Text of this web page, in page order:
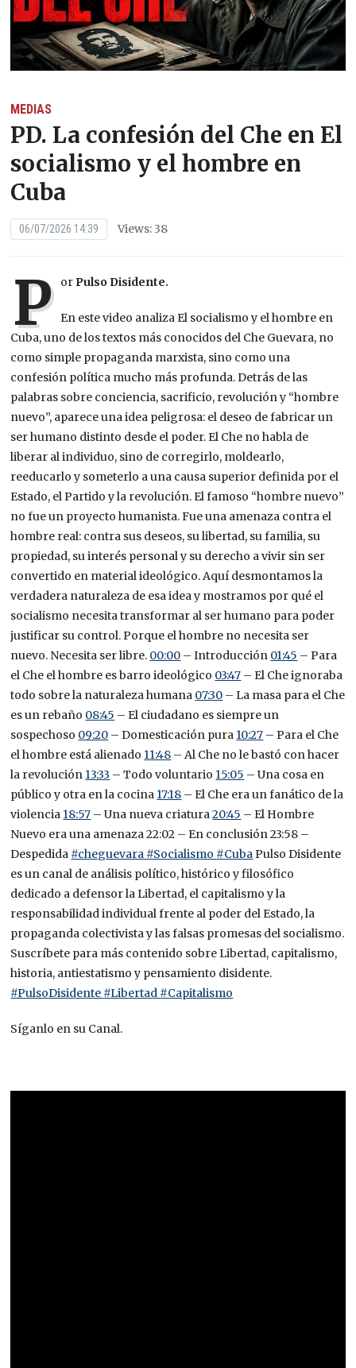
MEDIAS
PD. La confesión del Che en El
socialismo y el hombre en
Cuba
06/07/2026 14:39 Views: 38
P or Pulso Disidente.
En este video analiza El socialismo y el hombre en
Cuba, uno de los textos más conocidos del Che Guevara, no
como simple propaganda marxista, sino como una
confesión política mucho más profunda. Detrás de las
palabras sobre conciencia, sacrificio, revolución y “hombre
nuevo”, aparece una idea peligrosa: el deseo de fabricar un
ser humano distinto desde el poder. El Che no habla de
liberar al individuo, sino de corregirlo, moldearlo,
reeducarlo y someterlo a una causa superior definida por el
Estado, el Partido y la revolución. El famoso “hombre nuevo”
no fue un proyecto humanista. Fue una amenaza contra el
hombre real: contra sus deseos, su libertad, su familia, su
propiedad, su interés personal y su derecho a vivir sin ser
convertido en material ideológico. Aquí desmontamos la
verdadera naturaleza de esa idea y mostramos por qué el
socialismo necesita transformar al ser humano para poder
justificar su control. Porque el hombre no necesita ser
nuevo. Necesita ser libre. 00:00 – Introducción 01:45 – Para
el Che el hombre es barro ideológico 03:47 – El Che ignoraba
todo sobre la naturaleza humana 07:30 – La masa para el Che
es un rebaño 08:45 – El ciudadano es siempre un
sospechoso 09:20 – Domesticación pura 10:27 – Para el Che
el hombre está alienado 11:48 – Al Che no le bastó con hacer
la revolución 13:33 – Todo voluntario 15:05 – Una cosa en
público y otra en la cocina 17:18 – El Che era un fanático de la
violencia 18:57 – Una nueva criatura20:45 – El Hombre
Nuevo era una amenaza22:02 – En conclusión23:58 –
Despedida #cheguevara #Socialismo #CubaPulso Disidente
es un canal de análisis político, histórico y filosófico
dedicado a defensor la Libertad, el capitalismo y la
responsabilidad individual frente al poder del Estado, la
propaganda colectivista y las falsas promesas del socialismo.
Suscríbete para más contenido sobre Libertad, capitalismo,
historia, antiestatismo y pensamiento disidente.
#PulsoDisidente #Libertad #Capitalismo
Síganlo en su Canal.